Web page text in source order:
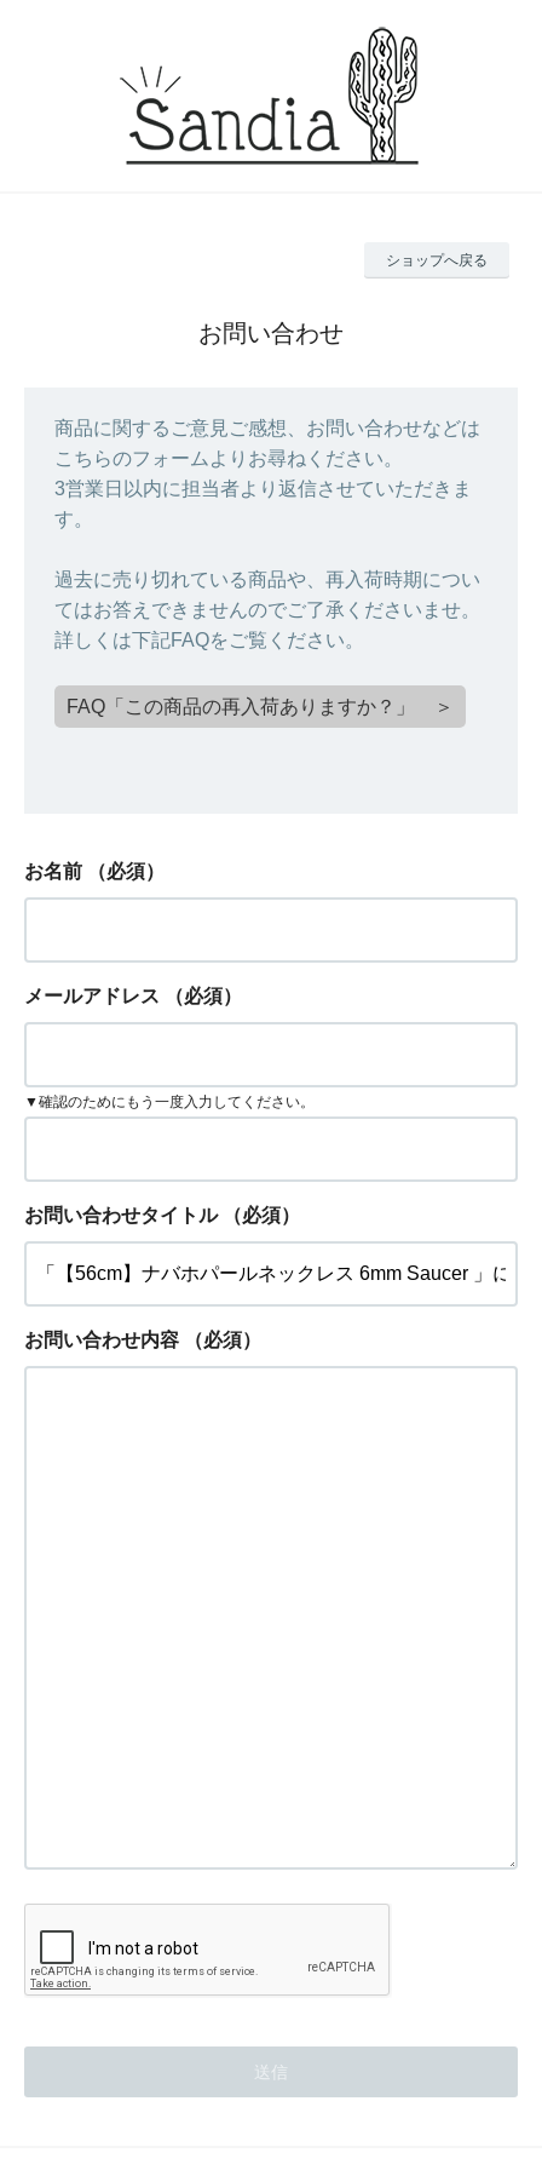
ショップへ戻る
お問い合わせ
商品に関するご意見ご感想、お問い合わせなどは
こちらのフォームよりお尋ねください。
3営業日以内に担当者より返信させていただきま
す。
過去に売り切れている商品や、再入荷時期につい
てはお答えできませんのでご了承くださいませ。
詳しくは下記FAQをご覧ください。
FAQ「この商品の再入荷ありますか？」 ＞
お名前 （必須）
メールアドレス （必須）
▼確認のためにもう一度入力してください。
お問い合わせタイトル （必須）
お問い合わせ内容 （必須）